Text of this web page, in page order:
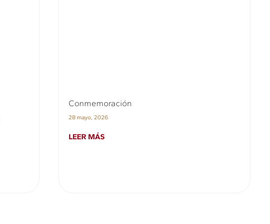
Conmemoración
28 mayo, 2026
LEER MÁS